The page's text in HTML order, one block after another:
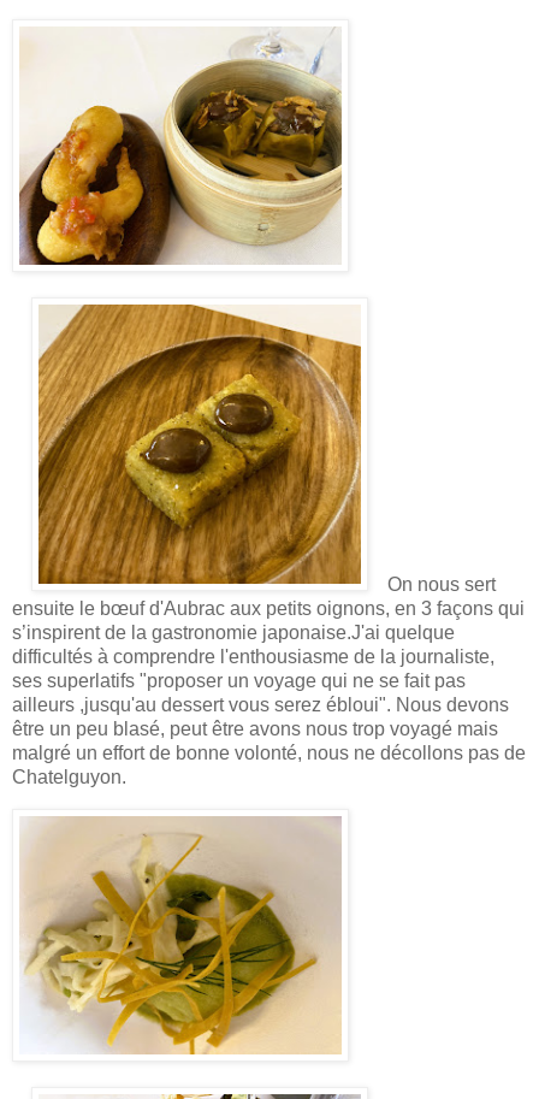
On nous sert
ensuite le bœuf d'Aubrac aux petits oignons, en 3 façons qui
s’inspirent de la gastronomie japonaise.J'ai quelque
difficultés à comprendre l'enthousiasme de la journaliste,
ses superlatifs "proposer un voyage qui ne se fait pas
ailleurs ,jusqu'au dessert vous serez ébloui". Nous devons
être un peu blasé, peut être avons nous trop voyagé mais
malgré un effort de bonne volonté, nous ne décollons pas de
Chatelguyon.